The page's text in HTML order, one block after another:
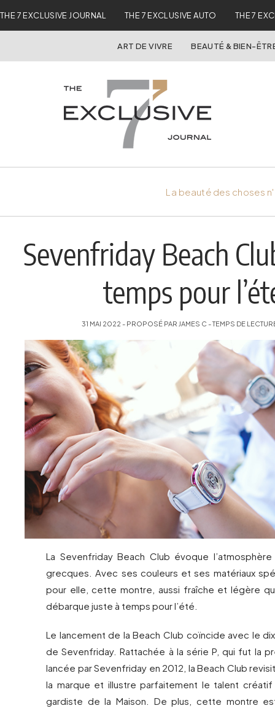
THE 7 EXCLUSIVE JOURNAL THE 7 EXCLUSIVE AUTO THE 7
ART DE VIVRE BEAUTÉ & BIEN-
La beauté des choses
Sevenfriday Beach
temps pour
31 MAI 2022 - PROPOSÉ PAR JAMES C - TEMPS DE
La Sevenfriday Beach Club évoque
grecques. Avec ses couleurs et ses matériaux
pour elle, cette montre, aussi fraîche et légère
débarque juste à temps pour l’été.
Le lancement de la Beach Club coïncide avec le
de Sevenfriday. Rattachée à la série P, qui fut la
lancée par Sevenfriday en 2012, la Beach Club
la marque et illustre parfaitement le talent créatif
gardiste de la Maison. De plus, cette montre